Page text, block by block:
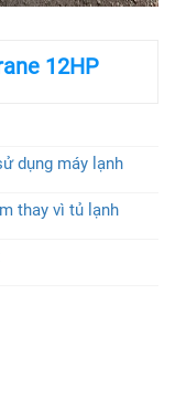
12HP
dụng máy lạnh
thay vì tủ lạnh